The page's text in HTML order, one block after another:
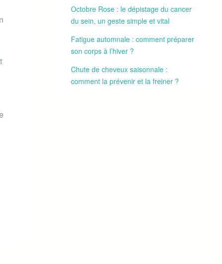
Octobre Rose : le dépistage du cancer
du sein, un geste simple et vital
Fatigue automnale : comment préparer
son corps à l’hiver ?
Chute de cheveux saisonnale :
comment la prévenir et la freiner ?